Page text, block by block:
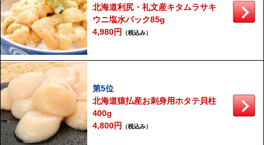
北海道利尻・礼文産キタムラサキ
ウニ塩水パック85g
4,980円 （税込み）
第5位
北海道猿払産お刺身用ホタテ貝柱
400g
4,800円 （税込み）